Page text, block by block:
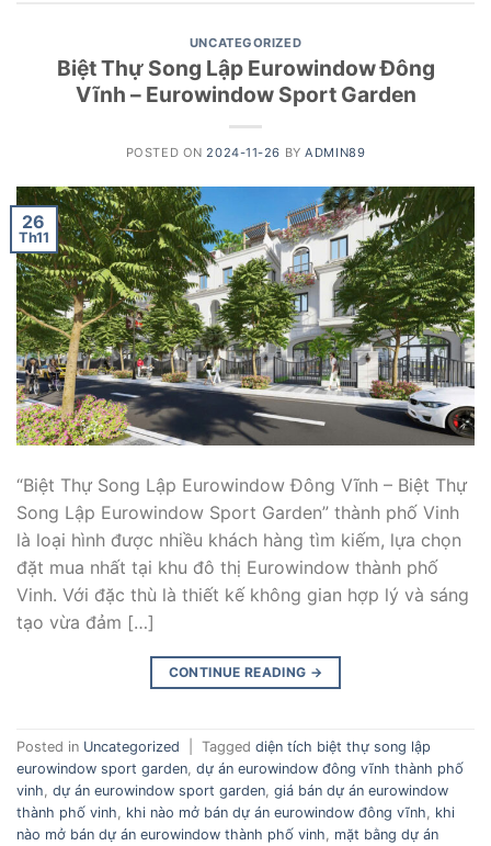
UNCATEGORIZED
Biệt Thự Song Lập Eurowindow Đông
Vĩnh – Eurowindow Sport Garden
POSTED ON2024-11-26 BYADMIN89
26
Th11
“Biệt Thự Song Lập Eurowindow Đông Vĩnh – Biệt Thự
Song Lập Eurowindow Sport Garden” thành phố Vinh
là loại hình được nhiều khách hàng tìm kiếm, lựa chọn
đặt mua nhất tại khu đô thị Eurowindow thành phố
Vinh. Với đặc thù là thiết kế không gian hợp lý và sáng
tạo vừa đảm […]
CONTINUE READING →
Posted in Uncategorized Tagged diện tích biệt thự song lập
eurowindow sport garden dự án eurowindow đông vĩnh thành phố
vinh dự án eurowindow sport garden giá bán dự án eurowindow
thành phố vinh
khi nào mở bán dự án eurowindow đông vĩnh
khi
nào mở bán dự án eurowindow thành phố vinh
mặt bằng dự án